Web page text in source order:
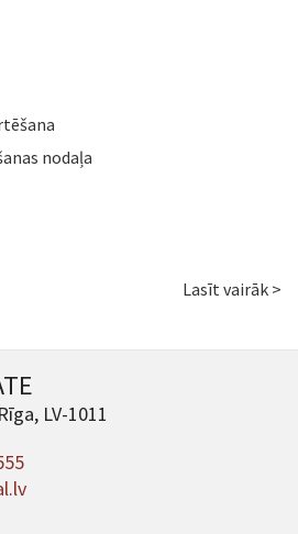
nodaļa
Lasīt vairāk >
LV-1011